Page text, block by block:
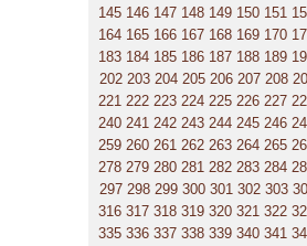
145 146 147 148 149 150 151
164 165 166 167 168 169 170
183 184 185 186 187 188 189
202 203 204 205 206 207 208
221 222 223 224 225 226 227
240 241 242 243 244 245 246
259 260 261 262 263 264 265
278 279 280 281 282 283 284
297 298 299 300 301 302 303
316 317 318 319 320 321 322
335 336 337 338 339 340 341